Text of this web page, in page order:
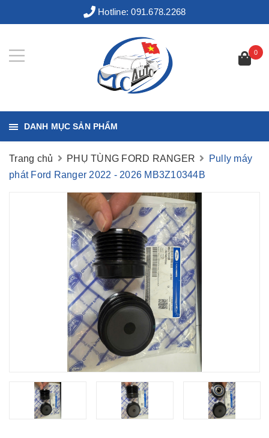
Hotline:091.678.2268
0
DANH MỤC SẢN PHẨM
Trang chủ PHỤ TÙNG FORD RANGER
Pully máy
phát Ford Ranger 2022 - 2026 MB3Z10344B